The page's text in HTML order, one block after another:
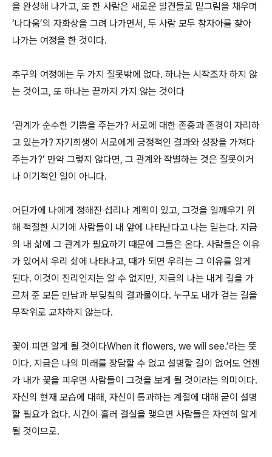
을 완성해 나가고, 또 한 사람은 새로운 발견들로 밑그림을 채우며
‘나다움’의 자화상을 그려 나가면서, 두 사람 모두 참자아를 찾아
나가는 여정을 한 것이다.
추구의 여정에는 두 가지 잘못밖에 없다. 하나는 시작조차 하지 않
는 것이고, 또 하나는 끝까지 가지 않는 것이다
‘관계가 순수한 기쁨을 주는가? 서로에 대한 존중과 존경이 자리하
고 있는가? 자기희생이 서로에게 긍정적인 결과와 성장을 가져다
주는가?’ 만약 그렇지 않다면, 그 관계와 작별하는 것은 잘못이거
나 이기적인 일이 아니다.
어딘가에 나에게 정해진 섭리나 계획이 있고, 그것을 일깨우기 위
해 적절한 시기에 사람들이 내 앞에 나타난다고 나는 믿는다. 지금
의 내 삶에 그 관계가 필요하기 때문에 그들은 온다. 사람들은 이유
가 있어서 우리 삶에 나타나고, 때가 되면 우리는 그 이유를 알게
된다. 이것이 진리인지는 알 수 없지만, 지금의 나는 내게 길을 가
르쳐 준 모든 만남과 부딪침의 결과물이다. 누구도 내가 걷는 길을
무작위로 교차하지 않는다.
꽃이 피면 알게 될 것이다When it flowers, we will see.’라는 뜻
이다. 지금은 나의 미래를 장담할 수 없고 설명할 길이 없어도 언젠
가 내가 꽃을 피우면 사람들이 그것을 보게 될 것이라는 의미이다.
자신의 현재 모습에 대해, 자신이 통과하는 계절에 대해 굳이 설명
할 필요가 없다. 시간이 흘러 결실을 맺으면 사람들은 자연히 알게
될 것이므로.